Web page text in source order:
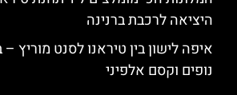
היציאה לרכבת ברנינה
איפה לישון בין טיראנו לסנט מוריץ
נופים וקסם אלפיני